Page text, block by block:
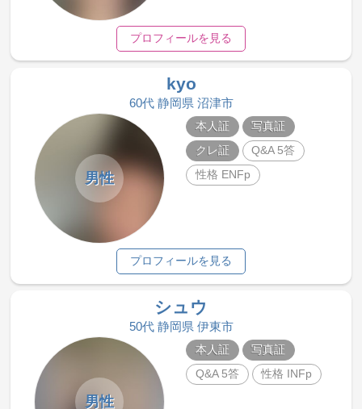
プロフィールを見る
kyo
60代 静岡県 沼津市
男性
本人証
写真証
クレ証
Q&A 5答
性格 ENFp
プロフィールを見る
シュウ
50代 静岡県 伊東市
男性
本人証
写真証
Q&A 5答
性格 INFp